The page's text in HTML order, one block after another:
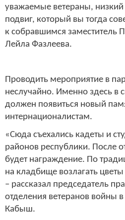
уважаемые ветераны, низкий
подвиг, который вы тогда
к собравшимся заместитель
Лейла Фазлеева.
Проводить мероприятие в
неслучайно. Именно здесь в
должен появиться новый
интернационалистам.
«Сюда съехались кадеты и
районов республики. После
будет награждение. По
на кладбище возлагать
– рассказал председатель
отделения ветеранов войны
Кабыш.